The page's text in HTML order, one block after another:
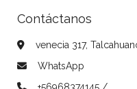
Contáctanos
venecia 317,
WhatsApp